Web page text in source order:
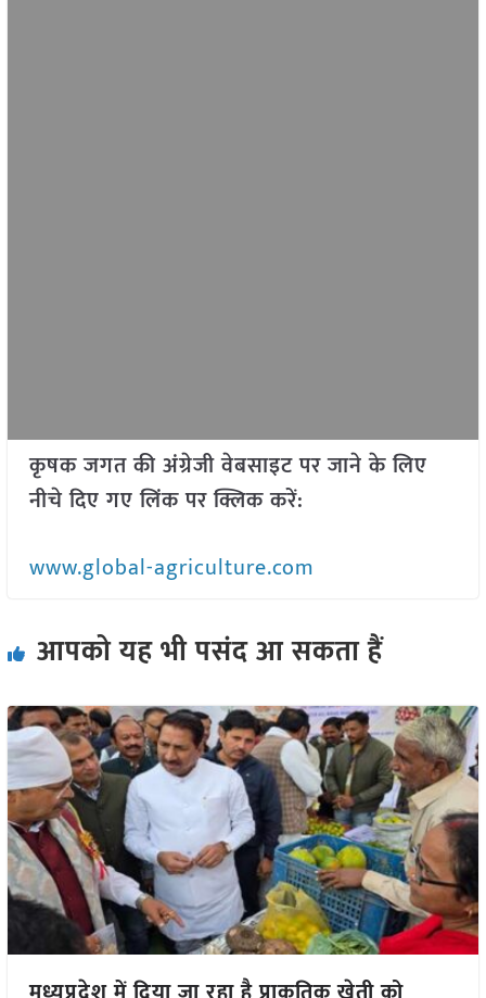
कृषक जगत की अंग्रेजी वेबसाइट पर जाने के लिए
नीचे दिए गए लिंक पर क्लिक करें:
www.global-agriculture.com
आपको यह भी पसंद आ सकता हैं